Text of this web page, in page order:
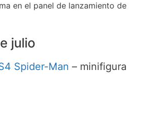
en el panel de lanzamiento de
julio
Spider-Man – minifigura